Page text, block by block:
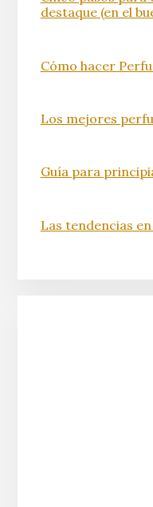
destaque (en el
Cómo hacer
Los mejores
Guía para
Las tendencias